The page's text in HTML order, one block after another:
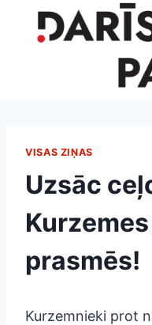
VISAS ZIŅAS
Uzsāc
prasmēs!
Kurzemnieki prot